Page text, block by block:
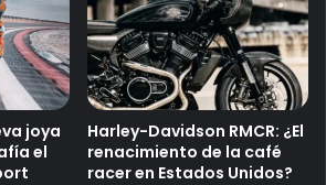
joya
el
Harley-Davidson RMCR: ¿El
renacimiento de la café
racer en Estados Unidos?